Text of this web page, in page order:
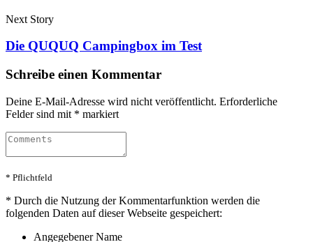
Next Story
Die QUQUQ Campingbox im Test
Schreibe einen Kommentar
Deine E-Mail-Adresse wird nicht veröffentlicht. Erforderliche
Felder sind mit * markiert
* Pflichtfeld
* Durch die Nutzung der Kommentarfunktion werden die
folgenden Daten auf dieser Webseite gespeichert:
Angegebener Name